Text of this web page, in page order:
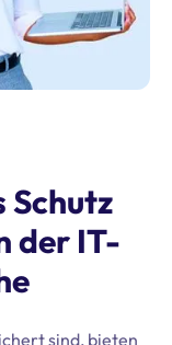
Schutz
der IT-
sind, bieten